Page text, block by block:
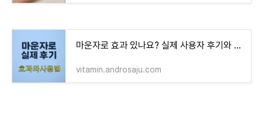
마운자로 효과 있나요? 실제 사용자 후기와 단점, 주의사항 정리
vitamin.androsaju.com